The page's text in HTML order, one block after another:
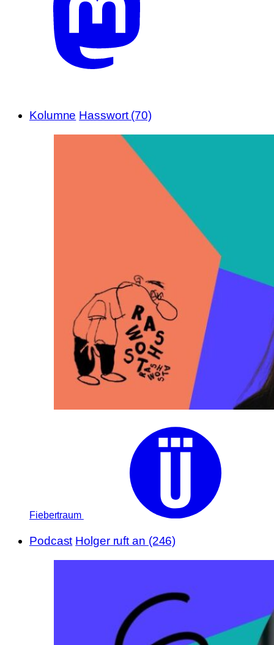
Kolumne Hasswort (70)
Fiebertraum
Podcast Holger ruft an (246)